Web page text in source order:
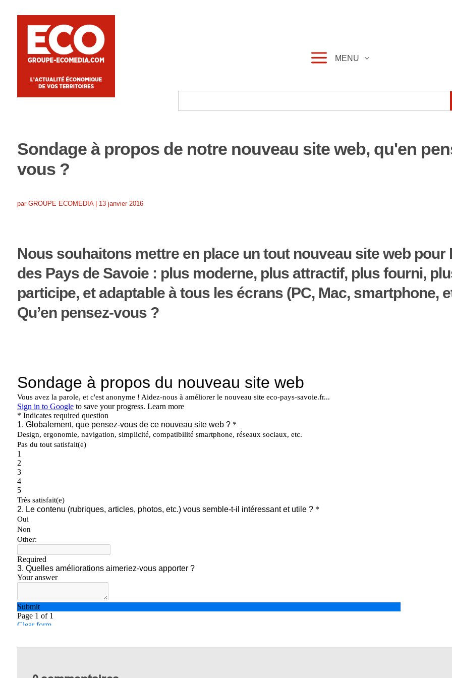
a MENU
Sondage à propos de notre nouveau site web, qu'en
vous ?
par GROUPE ECOMEDIA| 13 janvier 2016
Nous souhaitons mettre en place un tout nouveau site web pour
des Pays de Savoie : plus moderne, plus attractif, plus fourni,
participe, et adaptable à tous les écrans (PC, Mac, smartphone,
Qu’en pensez-vous ?